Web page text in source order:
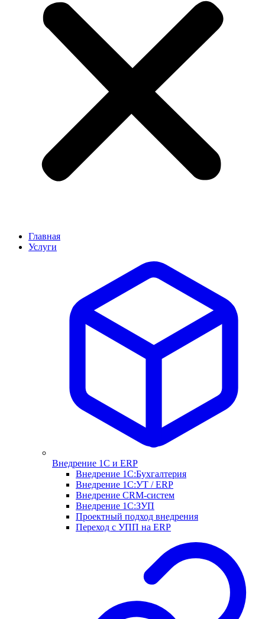
Главная
Услуги
Внедрение 1С и ERP
Внедрение 1С:Бухгалтерия
Внедрение 1С:УТ / ERP
Внедрение CRM-систем
Внедрение 1С:ЗУП
Проектный подход внедрения
Переход с УПП на ERP